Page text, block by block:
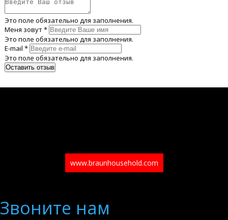
Это поле обязательно для заполнения.
Меня зовут *
Это поле обязательно для заполнения.
E-mail *
Это поле обязательно для заполнения.
www.braunhousehold.com
Звоните нам